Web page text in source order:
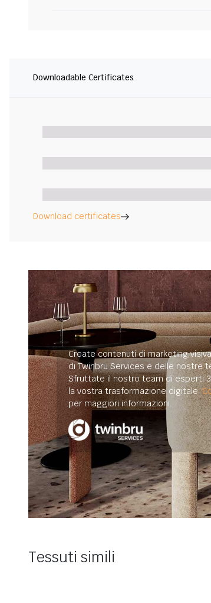
Downloadable Certificates
Download certificates
Create contenuti di marketing
di Twinbru Services e delle nostre
Sfruttate il nostro team di esperti
la vostra trasformazione digitale.
per maggiori informazioni.
Tessuti simili